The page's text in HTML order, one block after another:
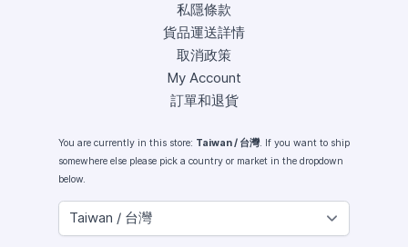
私隱條款
貨品運送詳情
取消政策
My Account
訂單和退貨
You are currently in this store: Taiwan / 台灣. If you want to ship
somewhere else please pick a country or market in the dropdown
below.